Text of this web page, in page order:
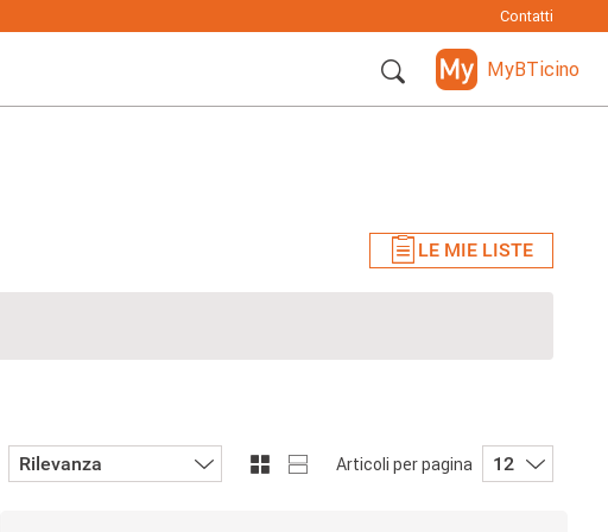
Contatti
MyBTicino
LE MIE LISTE
Rilevanza Articoli per pagina 12